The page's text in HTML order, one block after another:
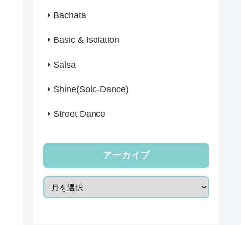
Bachata
Basic & Isolation
Salsa
Shine(Solo-Dance)
Street Dance
アーカイブ